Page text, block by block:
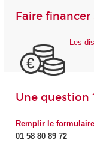
Faire
Les
Une question
Remplir le
01 58 80 89 72